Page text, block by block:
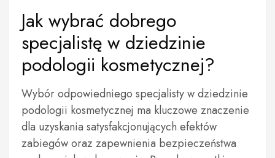
Jak wybrać dobrego
specjalistę w dziedzinie
podologii kosmetycznej?
Wybór odpowiedniego specjalisty w dziedzinie
podologii kosmetycznej ma kluczowe znaczenie
dla uzyskania satysfakcjonujących efektów
zabiegów oraz zapewnienia bezpieczeństwa